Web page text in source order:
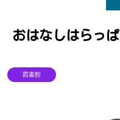
おはなしはらっぱ
図書館